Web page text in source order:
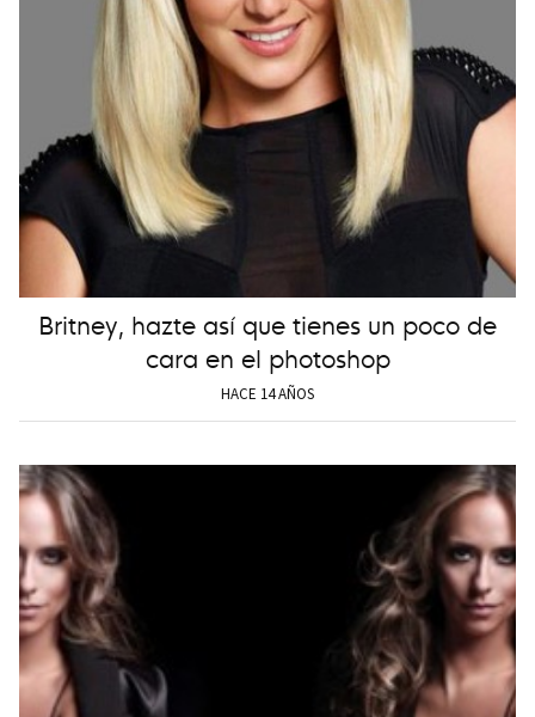
Britney, hazte así que tienes un poco de
cara en el photoshop
HACE 14 AÑOS